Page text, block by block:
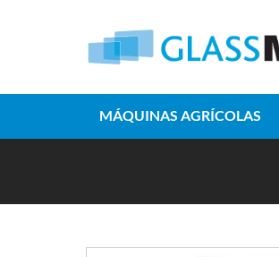
MÁQUINAS AGRÍCOLAS